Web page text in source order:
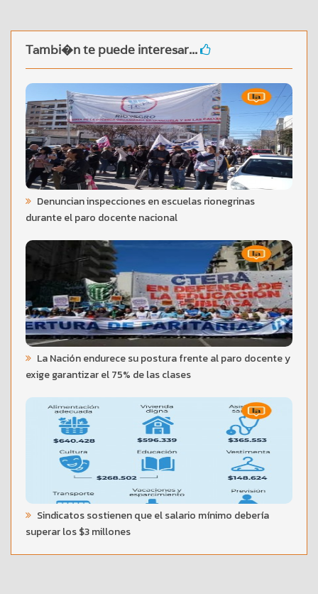
Tambi�n te puede interesar...
Denuncian inspecciones en escuelas rionegrinas
durante el paro docente nacional
La Nación endurece su postura frente al paro docente y
exige garantizar el 75% de las clases
Sindicatos sostienen que el salario mínimo debería
superar los $3 millones